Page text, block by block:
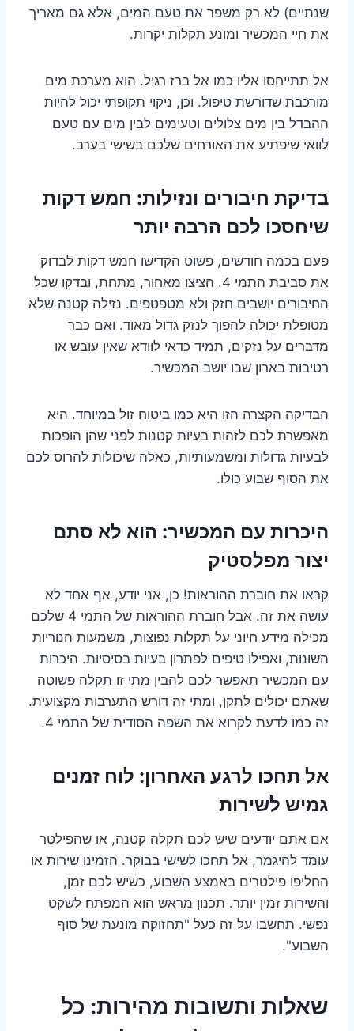
שנתיים) לא רק משפר את טעם המים, אלא גם מאריך
את חיי המכשיר ומונע תקלות יקרות.
אל תתייחסו אליו כמו אל ברז רגיל. הוא מערכת מים
מורכבת שדורשת טיפול. וכן, ניקוי תקופתי יכול להיות
ההבדל בין מים צלולים וטעימים לבין מים עם טעם
לוואי שיפתיע את האורחים שלכם בשישי בערב.
בדיקת חיבורים ונזילות: חמש דקות
שיחסכו לכם הרבה יותר
פעם בכמה חודשים, פשוט הקדישו חמש דקות לבדוק
את סביבת התמי 4. הציצו מאחור, מתחת, ובדקו שכל
החיבורים יושבים חזק ולא מטפטפים. נזילה קטנה שלא
מטופלת יכולה להפוך לנזק גדול מאוד. ואם כבר
מדברים על נזקים, תמיד כדאי לוודא שאין עובש או
רטיבות בארון שבו יושב המכשיר.
הבדיקה הקצרה הזו היא כמו ביטוח זול במיוחד. היא
מאפשרת לכם לזהות בעיות קטנות לפני שהן הופכות
לבעיות גדולות ומשמעותיות, כאלה שיכולות להרוס לכם
את הסוף שבוע כולו.
היכרות עם המכשיר: הוא לא סתם
יצור מפלסטיק
קראו את חוברת ההוראות! כן, אני יודע, אף אחד לא
עושה את זה. אבל חוברת ההוראות של התמי 4 שלכם
מכילה מידע חיוני על תקלות נפוצות, משמעות הנוריות
השונות, ואפילו טיפים לפתרון בעיות בסיסיות. היכרות
עם המכשיר תאפשר לכם להבין מתי זו תקלה פשוטה
שאתם יכולים לתקן, ומתי זה דורש התערבות מקצועית.
זה כמו לדעת לקרוא את השפה הסודית של התמי 4.
אל תחכו לרגע האחרון: לוח זמנים
גמיש לשירות
אם אתם יודעים שיש לכם תקלה קטנה, או שהפילטר
עומד להיגמר, אל תחכו לשישי בבוקר. הזמינו שירות או
החליפו פילטרים באמצע השבוע, כשיש לכם זמן,
והשירות זמין יותר. תכנון מראש הוא המפתח לשקט
נפשי. תחשבו על זה כעל "תחזוקה מונעת של סוף
השבוע".
שאלות ותשובות מהירות: כל